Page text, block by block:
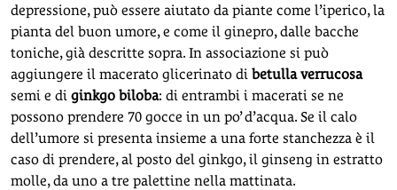
depressione, può essere aiutato da piante come l’iperico, la
pianta del buon umore, e come il ginepro, dalle bacche
toniche, già descritte sopra. In associazione si può
aggiungere il macerato glicerinato di betulla verrucosa
semi e di ginkgo biloba: di entrambi i macerati se ne
possono prendere 70 gocce in un po’ d’acqua. Se il calo
dell’umore si presenta insieme a una forte stanchezza è il
caso di prendere, al posto del ginkgo, il ginseng in estratto
molle, da uno a tre palettine nella mattinata.